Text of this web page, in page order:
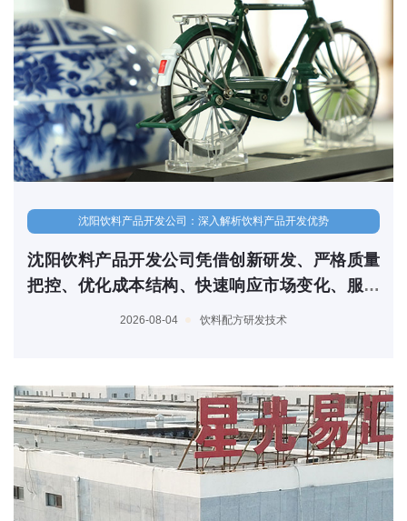
沈阳饮料产品开发公司：深入解析饮料产品开发优势
沈阳饮料产品开发公司凭借创新研发、严格质量
把控、优化成本结构、快速响应市场变化、服务
以及专业团队等优势，成为众多企业信赖的合作
2026-08-04 饮料配方研发技术